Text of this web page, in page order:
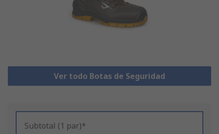
Ver todo Botas de Seguridad
Subtotal (1 par)*